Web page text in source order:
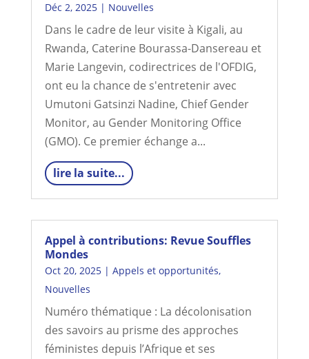
Déc 2, 2025| Nouvelles
Dans le cadre de leur visite à Kigali, au
Rwanda, Caterine Bourassa-Dansereau et
Marie Langevin, codirectrices de l'OFDIG,
ont eu la chance de s'entretenir avec
Umutoni Gatsinzi Nadine, Chief Gender
Monitor, au Gender Monitoring Office
(GMO). Ce premier échange a...
lire la suite...
Appel à contributions: Revue Souffles
Mondes
Oct 20, 2025| Appels et opportunités,
Nouvelles
Numéro thématique : La décolonisation
des savoirs au prisme des approches
féministes depuis l’Afrique et ses